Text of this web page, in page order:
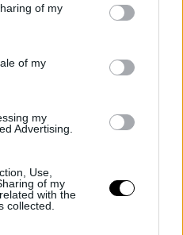
behaviour. You may click to
and its third-party tags to
purposes in below Google
of my
of my
my
Advertising.
Use,
of my
with the
collected.